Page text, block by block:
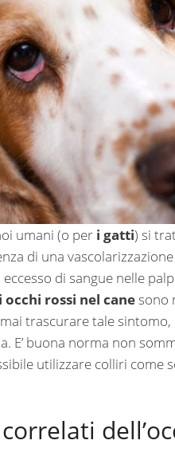
umani (o per i gatti) si
di una
eccesso di sangue nelle
rossi nel canesono
trascurare tale sintomo,
E’ buona norma non
utilizzare colliri come